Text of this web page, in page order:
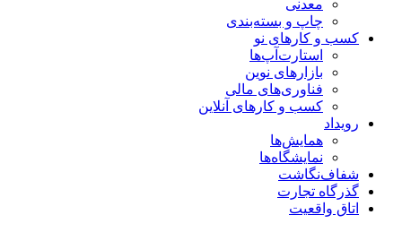
معدنی
چاپ و بسته‌بندی
کسب و کارهای نو
استارت‌آپ‌ها
بازارهای نوین
فناوری‌های مالی
کسب و کارهای آنلاین
رویداد
همایش‌ها
نمایشگاه‌ها
شفاف‌نگاشت
گذرگاه تجارت
اتاق واقعیت